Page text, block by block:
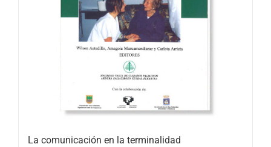
La comunicación en la terminalidad